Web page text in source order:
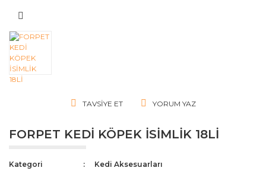
TAVSIYE ET YORUM YAZ
FORPET KEDİ KÖPEK İSİMLİK 18Lİ
Kategori
Kedi Aksesuarları